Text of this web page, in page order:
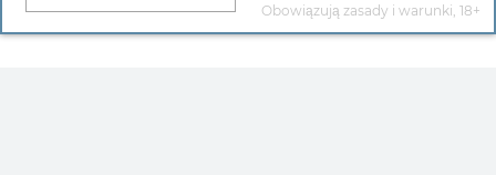
Obowiązują zasady i warunki, 18+